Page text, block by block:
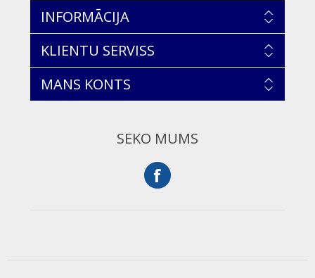
INFORMĀCIJA
KLIENTU SERVISS
MANS KONTS
SEKO MUMS